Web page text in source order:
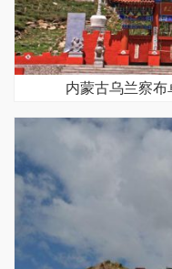
内蒙古乌兰察布